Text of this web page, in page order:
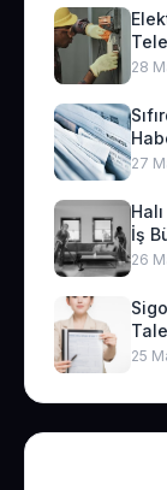
28
27
İş
26
25